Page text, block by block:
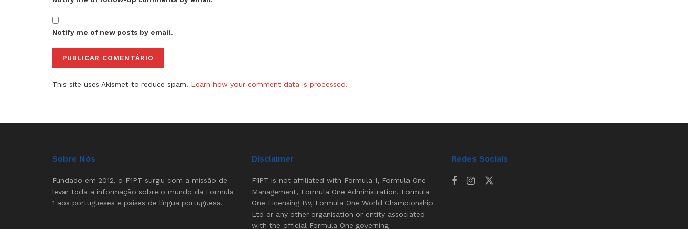
Notify me of new posts by email.
This site uses Akismet to reduce spam. Learn how your comment data is processed.
Sobre Nós
Fundado em 2012, o F1PT surgiu com a missão de
levar toda a informação sobre o mundo da Formula
1 aos portugueses e países de língua portuguesa.
Disclaimer
F1PT is not affiliated with Formula 1, Formula One
Management, Formula One Administration, Formula
One Licensing BV, Formula One World Championship
Ltd or any other organisation or entity associated
with the official Formula One governing
Redes Sociais